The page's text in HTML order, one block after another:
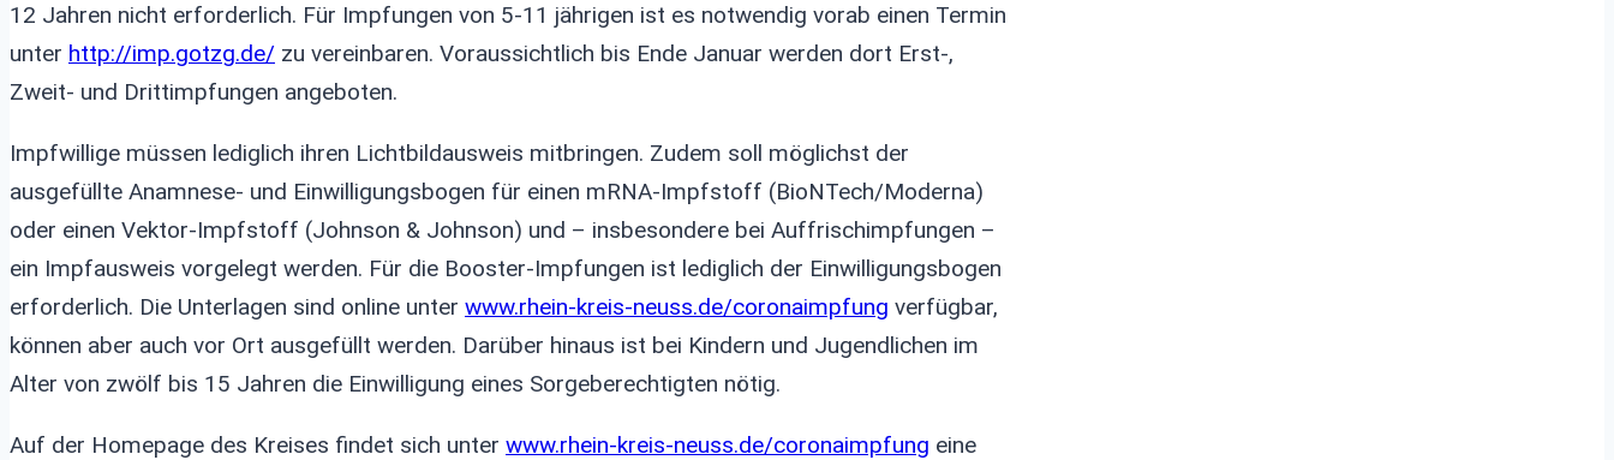
12 Jahren nicht erforderlich. Für Impfungen von 5-11 jährigen ist es notwendig vorab einen Termin
unter http://imp.gotzg.de/ zu vereinbaren. Voraussichtlich bis Ende Januar werden dort Erst-,
Zweit- und Drittimpfungen angeboten.
Impfwillige müssen lediglich ihren Lichtbildausweis mitbringen. Zudem soll möglichst der
ausgefüllte Anamnese- und Einwilligungsbogen für einen mRNA-Impfstoff (BioNTech/Moderna)
oder einen Vektor-Impfstoff (Johnson & Johnson) und – insbesondere bei Auffrischimpfungen –
ein Impfausweis vorgelegt werden. Für die Booster-Impfungen ist lediglich der Einwilligungsbogen
erforderlich. Die Unterlagen sind online unter www.rhein-kreis-neuss.de/coronaimpfung verfügbar,
können aber auch vor Ort ausgefüllt werden. Darüber hinaus ist bei Kindern und Jugendlichen im
Alter von zwölf bis 15 Jahren die Einwilligung eines Sorgeberechtigten nötig.
Auf der Homepage des Kreises findet sich unter www.rhein-kreis-neuss.de/coronaimpfung eine